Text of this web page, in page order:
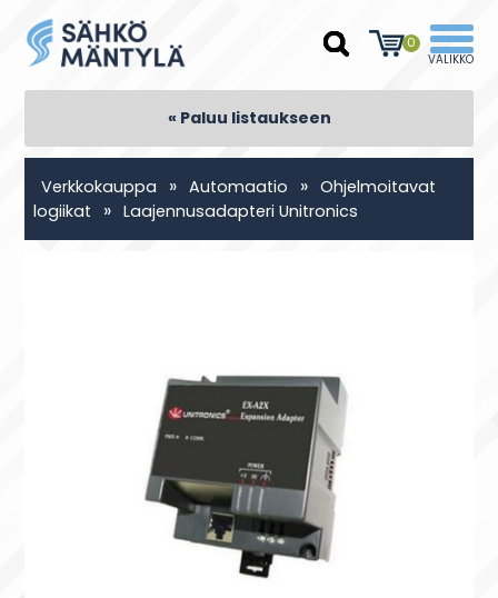
0
« Paluu listaukseen
Verkkokauppa » Automaatio » Ohjelmoitavat
logiikat
» Laajennusadapteri Unitronics